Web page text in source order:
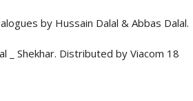
by Hussain Dalal & Abbas Dalal.
_ Shekhar. Distributed by Viacom 18